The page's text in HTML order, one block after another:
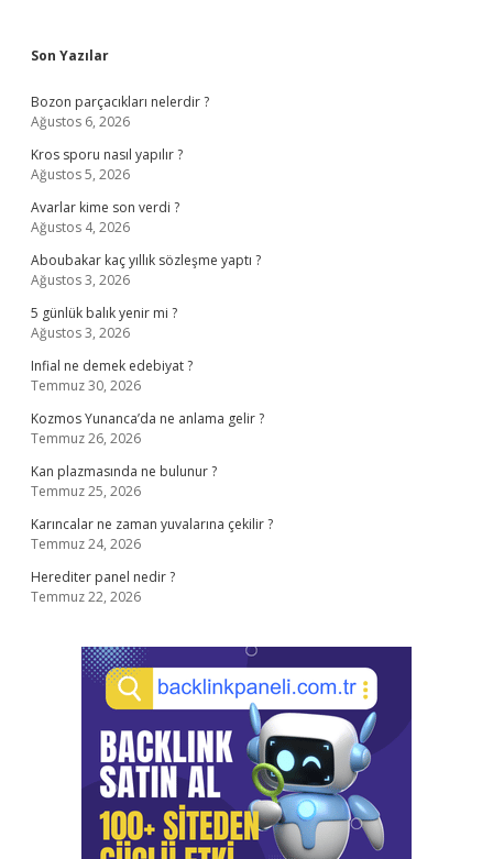
Sidebar
Son Yazılar
Bozon parçacıkları nelerdir ?
Ağustos 6, 2026
Kros sporu nasıl yapılır ?
Ağustos 5, 2026
Avarlar kime son verdi ?
Ağustos 4, 2026
Aboubakar kaç yıllık sözleşme yaptı ?
Ağustos 3, 2026
5 günlük balık yenir mi ?
Ağustos 3, 2026
Infial ne demek edebiyat ?
Temmuz 30, 2026
Kozmos Yunanca’da ne anlama gelir ?
Temmuz 26, 2026
Kan plazmasında ne bulunur ?
Temmuz 25, 2026
Karıncalar ne zaman yuvalarına çekilir ?
Temmuz 24, 2026
Herediter panel nedir ?
Temmuz 22, 2026